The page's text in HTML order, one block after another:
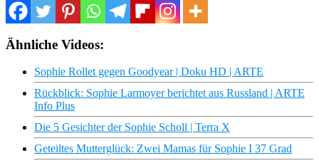
Ähnliche Videos:
Sophie Rollet gegen Goodyear | Doku HD | ARTE
Rückblick: Sophie Larmoyer berichtet aus Russland | ARTE
Info Plus
Die 5 Gesichter der Sophie Scholl | Terra X
Geteiltes Mutterglück: Zwei Mamas für Sophie I 37 Grad